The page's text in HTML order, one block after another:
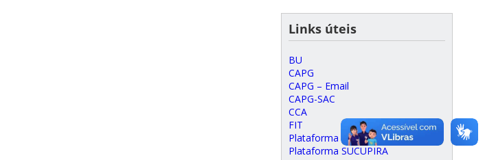
Links úteis
BU
CAPG
CAPG – Email
CAPG-SAC
CCA
FIT
Plataforma Carlos Chagas
Plataforma SUCUPIRA